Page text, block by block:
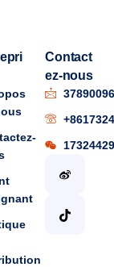
Contact
ez-nous